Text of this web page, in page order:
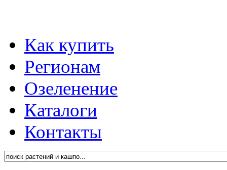
Как купить
Регионам
Озеленение
Каталоги
Контакты